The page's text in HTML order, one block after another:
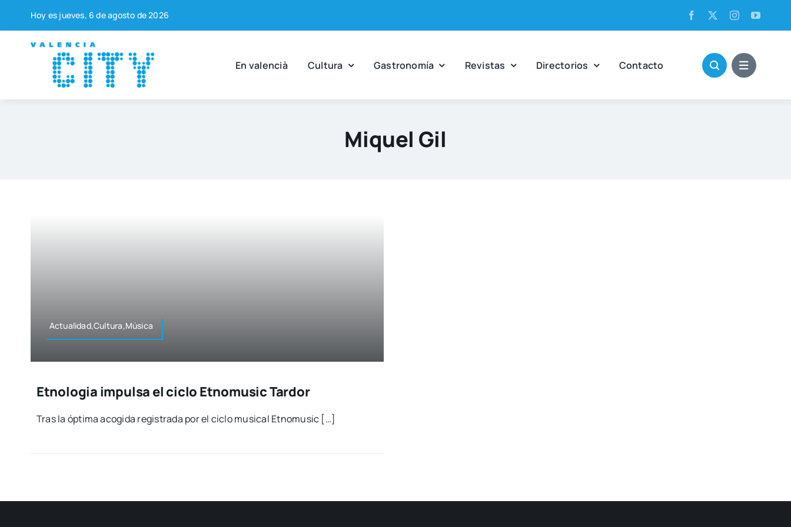
contenido
Hoy es jue­ves, 6 de agos­to de 2026
En valen­cià Cul­tu­ra Gas­tro­no­mía Revis­tas Direc­to­rios Con­tac­to
Miquel Gil
Actualidad,Cultura,Música
Etnologia impulsa el ciclo Etnomusic Tardor
Tras la ópti­ma aco­gi­da regis­tra­da por el ciclo musi­cal Etno­mu­sic […]